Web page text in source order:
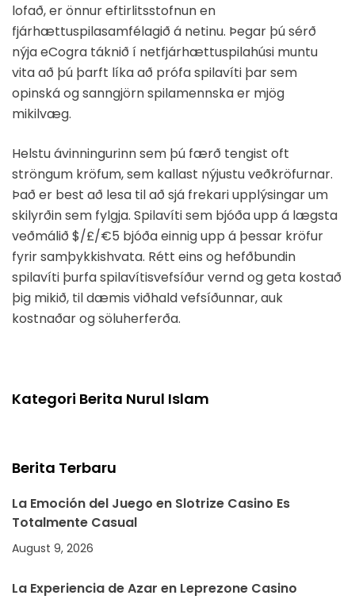
lofað, er önnur eftirlitsstofnun en
fjárhættuspilasamfélagið á netinu. Þegar þú sérð
nýja eCogra táknið í netfjárhættuspilahúsi muntu
vita að þú þarft líka að prófa spilavíti þar sem
opinská og sanngjörn spilamennska er mjög
mikilvæg.
Helstu ávinningurinn sem þú færð tengist oft
ströngum kröfum, sem kallast nýjustu veðkröfurnar.
Það er best að lesa til að sjá frekari upplýsingar um
skilyrðin sem fylgja. Spilavíti sem bjóða upp á lægsta
veðmálið $/£/€5 bjóða einnig upp á þessar kröfur
fyrir samþykkishvata. Rétt eins og hefðbundin
spilavíti þurfa spilavítisvefsíður vernd og geta kostað
þig mikið, til dæmis viðhald vefsíðunnar, auk
kostnaðar og söluherferða.
Kategori Berita Nurul Islam
Berita Terbaru
La Emoción del Juego en Slotrize Casino Es
Totalmente Casual
August 9, 2026
La Experiencia de Azar en Leprezone Casino